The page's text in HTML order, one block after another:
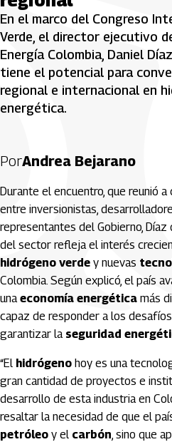
En el marco del Congreso
Verde, el director ejecutivo
Energía Colombia, Daniel
tiene el potencial para
regional e internacional en
energética.
PorAndrea Bejarano
Durante el encuentro, que reunió
entre inversionistas,
representantes del Gobierno,
del sector refleja el interés
hidrógeno verde y nuevas
Colombia. Según explicó, el país
unaeconomía energética más
capaz de responder a los
garantizar la seguridad
“El hidrógeno hoy es una
gran cantidad de proyectos e
desarrollo de esta industria en
resaltar la necesidad de que el
petróleo y el carbón, sino que